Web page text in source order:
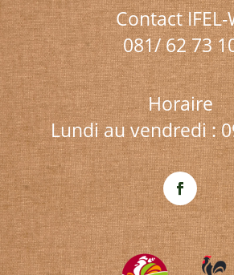
Contact IFEL-
081/ 62 73
Horaire
Lundi au vendredi :